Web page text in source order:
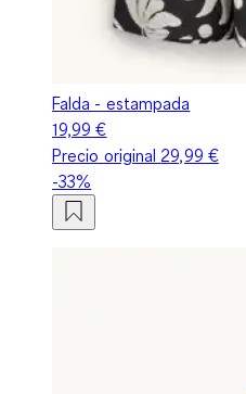
Falda - estampada
19,99 €
Precio original 29,99 €
-33%